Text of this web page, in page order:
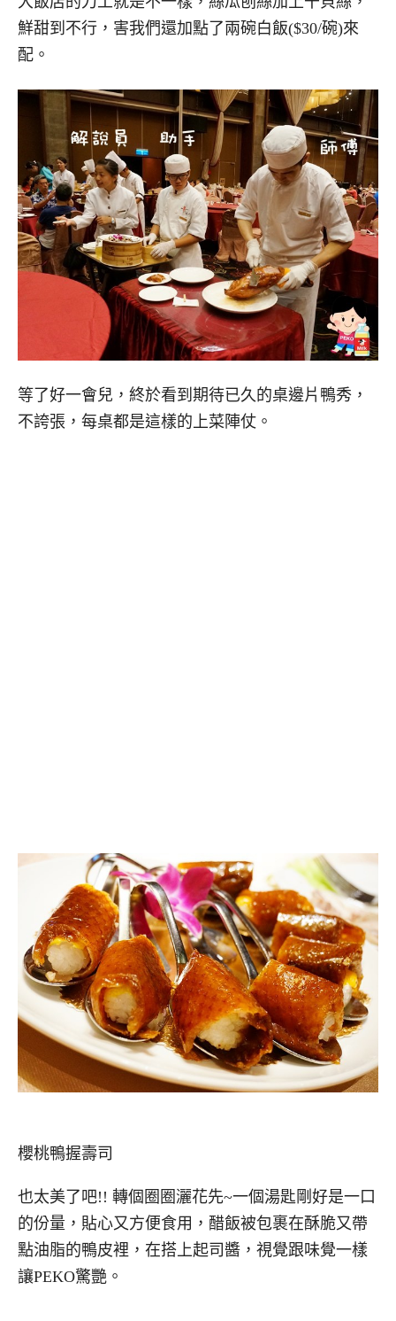
鮮甜到不行，害我們還加點了兩碗白飯($30/碗)來
配。
等了好一會兒，終於看到期待已久的桌邊片鴨秀，
不誇張，每桌都是這樣的上菜陣仗。
櫻桃鴨握壽司
也太美了吧!! 轉個圈圈灑花先~一個湯匙剛好是一口
的份量，貼心又方便食用，醋飯被包裹在酥脆又帶
點油脂的鴨皮裡，在搭上起司醬，視覺跟味覺一樣
讓PEKO驚艷。